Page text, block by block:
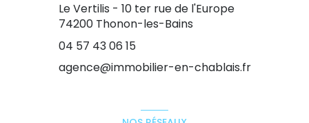
Le Vertilis - 10 ter rue de l'Europe
74200 Thonon-les-Bains
04 57 43 06 15
agence@immobilier-en-chablais.fr